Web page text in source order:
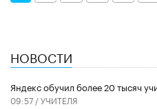
НОВОСТИ
​Яндекс обучил более 20 тысяч
09:57 /УЧИТЕЛЯ